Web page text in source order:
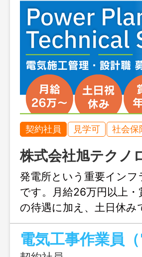
契約社員 見学可 社会保
株式会社旭テクノ
発電所という重要イン
です。月給26万円以上
の待遇に加え、土日休
の経験を活かしながら
方におすすめの求人です
電気工事作業員